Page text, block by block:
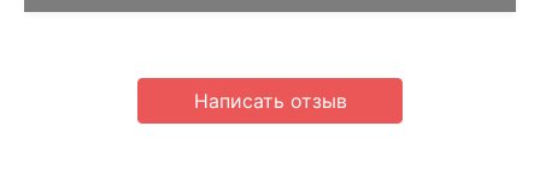
Написать отзыв